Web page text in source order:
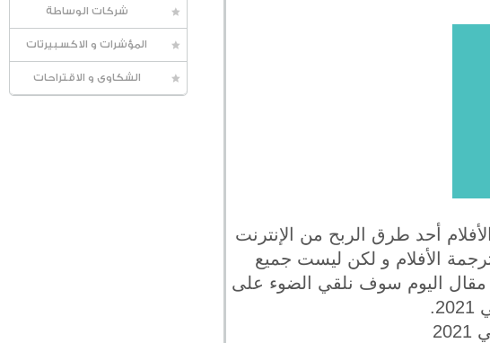
شركات الوساطة
المؤشرات و الاكسبيرتات
الشكاوى و الاقتراحات
في 2021 حيث تعتبر ترجمة الأفلام أحد طرق الربح من الإنترنت
الأفلام و لكن ليست جميع
مقال اليوم سوف نلقي الضوء على